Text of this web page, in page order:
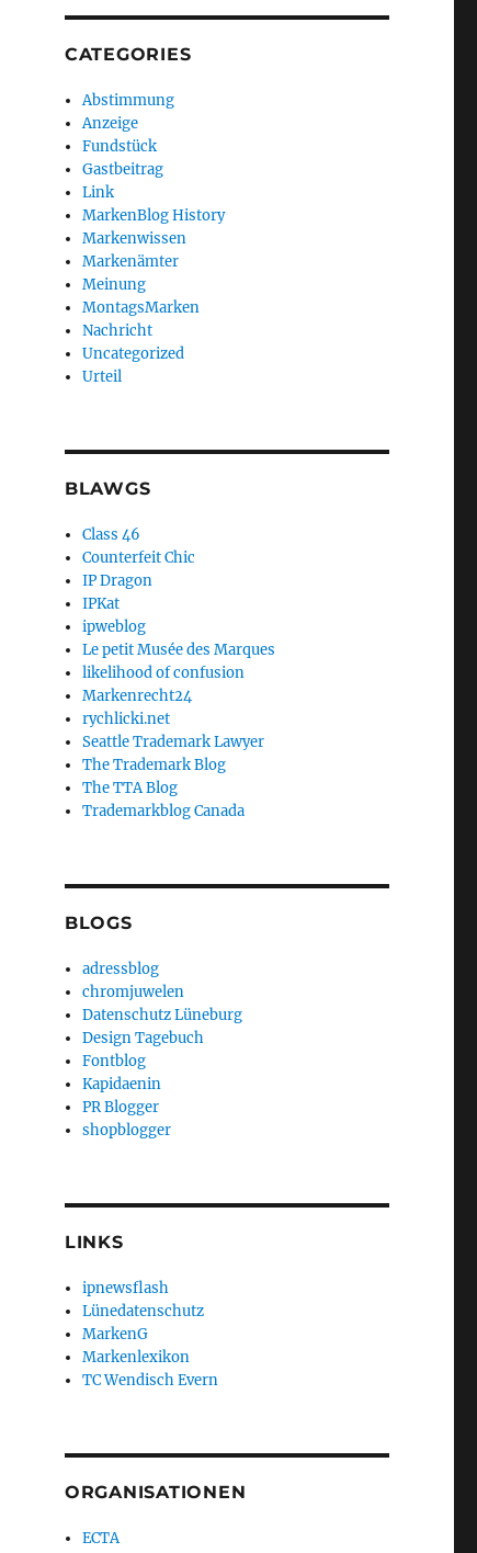
CATEGORIES
Abstimmung
Anzeige
Fundstück
Gastbeitrag
Link
MarkenBlog History
Markenwissen
Markenämter
Meinung
MontagsMarken
Nachricht
Uncategorized
Urteil
BLAWGS
Class 46
Counterfeit Chic
IP Dragon
IPKat
ipweblog
Le petit Musée des Marques
likelihood of confusion
Markenrecht24
rychlicki.net
Seattle Trademark Lawyer
The Trademark Blog
The TTA Blog
Trademarkblog Canada
BLOGS
adressblog
chromjuwelen
Datenschutz Lüneburg
Design Tagebuch
Fontblog
Kapidaenin
PR Blogger
shopblogger
LINKS
ipnewsflash
Lünedatenschutz
MarkenG
Markenlexikon
TC Wendisch Evern
ORGANISATIONEN
ECTA